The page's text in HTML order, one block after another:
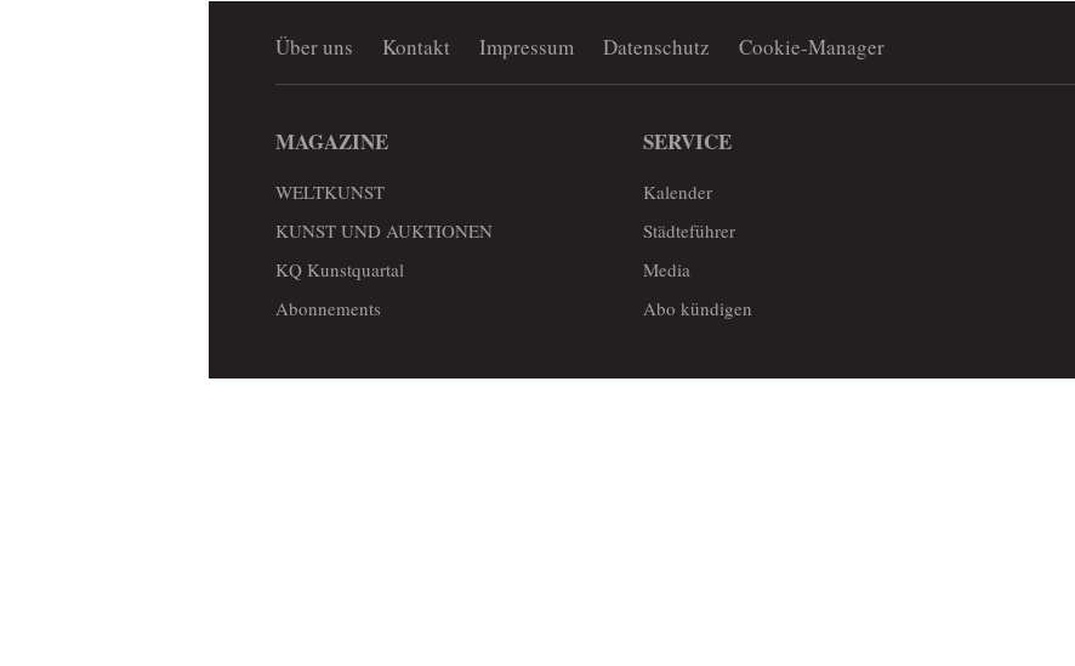
Über uns Kontakt Impressum Datenschutz Cookie-Manager
MAGAZINE
WELTKUNST
KUNST UND AUKTIONEN
KQ Kunstquartal
Abonnements
SERVICE
Kalender
Städteführer
Media
Abo kündigen